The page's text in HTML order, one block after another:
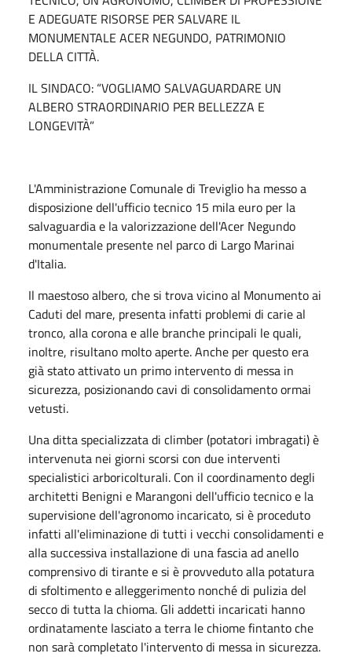
E ADEGUATE RISORSE PER SALVARE IL
MONUMENTALE ACER NEGUNDO, PATRIMONIO
DELLA CITTÀ.
IL SINDACO: “VOGLIAMO SALVAGUARDARE UN
ALBERO STRAORDINARIO PER BELLEZZA E
LONGEVITÀ”
L'Amministrazione Comunale di Treviglio ha messo a
disposizione dell'ufficio tecnico 15 mila euro per la
salvaguardia e la valorizzazione dell'Acer Negundo
monumentale presente nel parco di Largo Marinai
d'Italia.
Il maestoso albero, che si trova vicino al Monumento ai
Caduti del mare, presenta infatti problemi di carie al
tronco, alla corona e alle branche principali le quali,
inoltre, risultano molto aperte. Anche per questo era
già stato attivato un primo intervento di messa in
sicurezza, posizionando cavi di consolidamento ormai
vetusti.
Una ditta specializzata di climber (potatori imbragati) è
intervenuta nei giorni scorsi con due interventi
specialistici arboricolturali. Con il coordinamento degli
architetti Benigni e Marangoni dell'ufficio tecnico e la
supervisione dell'agronomo incaricato, si è proceduto
infatti all'eliminazione di tutti i vecchi consolidamenti e
alla successiva installazione di una fascia ad anello
comprensivo di tirante e si è provveduto alla potatura
di sfoltimento e alleggerimento nonché di pulizia del
secco di tutta la chioma. Gli addetti incaricati hanno
ordinatamente lasciato a terra le chiome fintanto che
non sarà completato l'intervento di messa in sicurezza.